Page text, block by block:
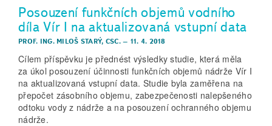
Posouzení funkčních objemů vodního
díla Vír I na aktualizovaná vstupní data
PROF. ING. MILOŠ STARÝ, CSC.– 11. 4. 2018
Cílem příspěvku je přednést výsledky studie, která měla
za úkol posouzení účinnosti funkčních objemů nádrže Vír I
na aktualizovaná vstupní data. Studie byla zaměřena na
přepočet zásobního objemu, zabezpečenosti nalepšeného
odtoku vody z nádrže a na posouzení ochranného objemu
nádrže.